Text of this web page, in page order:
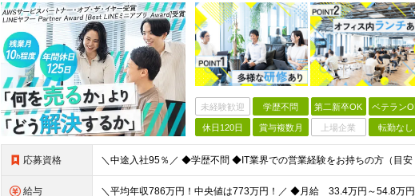
未経験歓迎 学歴不問 第二新卒OK ベテラン
休日120日 賞与複数月 上場企業 転勤なし
応募資格 ＼中途入社95％／ ◆学歴不問 ◆IT業界での営業経験をお持ちの方（目安
給与